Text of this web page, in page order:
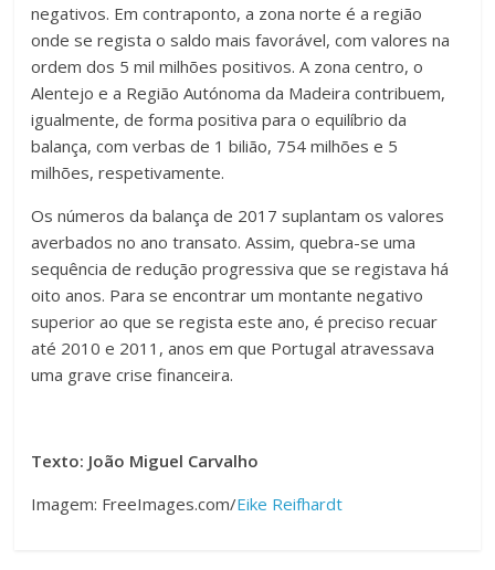
negativos. Em contraponto, a zona norte é a região
onde se regista o saldo mais favorável, com valores na
ordem dos 5 mil milhões positivos. A zona centro, o
Alentejo e a Região Autónoma da Madeira contribuem,
igualmente, de forma positiva para o equilíbrio da
balança, com verbas de 1 bilião, 754 milhões e 5
milhões, respetivamente.
Os números da balança de 2017 suplantam os valores
averbados no ano transato. Assim, quebra-se uma
sequência de redução progressiva que se registava há
oito anos. Para se encontrar um montante negativo
superior ao que se regista este ano, é preciso recuar
até 2010 e 2011, anos em que Portugal atravessava
uma grave crise financeira.
Texto: João Miguel Carvalho
Imagem: FreeImages.com/Eike Reifhardt